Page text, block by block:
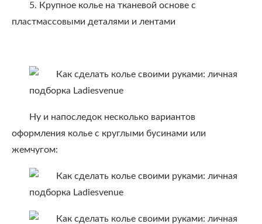
5. Крупное колье на тканевой основе с
пластмассовыми деталями и лентами
Ну и напоследок несколько вариантов
оформления колье с круглыми бусинами или
жемчугом: